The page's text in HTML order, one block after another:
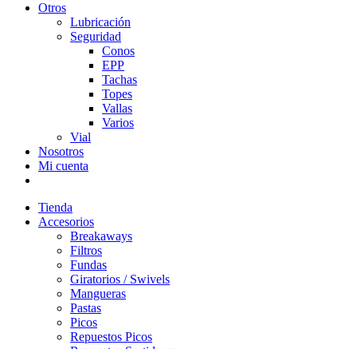
Otros
Lubricación
Seguridad
Conos
EPP
Tachas
Topes
Vallas
Varios
Vial
Nosotros
Mi cuenta
Tienda
Accesorios
Breakaways
Filtros
Fundas
Giratorios / Swivels
Mangueras
Pastas
Picos
Repuestos Picos